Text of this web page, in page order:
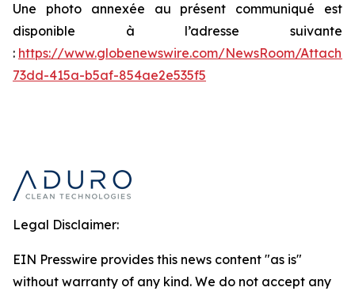
Une photo annexée au présent communiqué est
disponible à l’adresse suivante
: https://www.globenewswire.com/NewsRoom/
73dd-415a-b5af-854ae2e535f5
Legal Disclaimer:
EIN Presswire provides this news content "as is"
without warranty of any kind. We do not accept any